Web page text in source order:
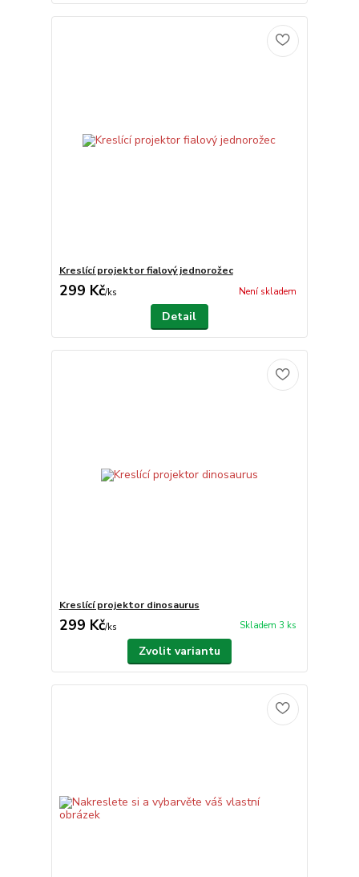
Kreslící projektor fialový jednorožec
299 Kč/ks Není skladem
Detail
Kreslící projektor dinosaurus
299 Kč/ks Skladem 3 ks
Zvolit variantu